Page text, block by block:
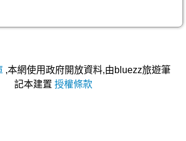
,本網使用政府開放資料,由bluezz旅遊筆
記本建置 授權條款